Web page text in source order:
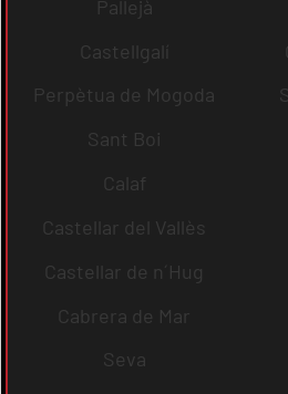
Pallejà
Castellgalí
Perpètua de Mogoda
Sant Boi
Calaf
Castellar del Vallès
Castellar de n´Hug
Cabrera de Mar
Seva